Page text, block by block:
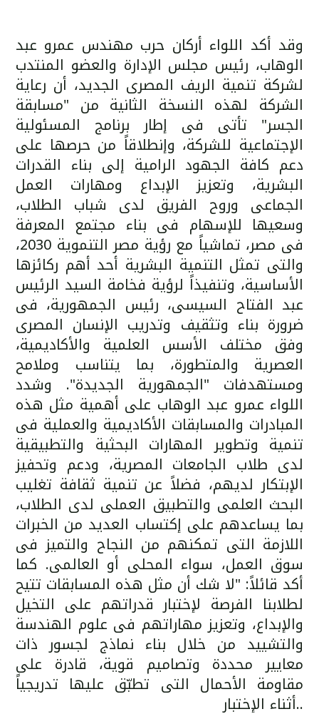
وقد أكد اللواء أركان حرب مهندس عمرو عبد
الوهاب، رئيس مجلس الإدارة والعضو المنتدب
لشركة تنمية الريف المصرى الجديد، أن رعاية
الشركة لهذه النسخة الثانية من "مسابقة
الجسر" تأتى فى إطار برنامج المسئولية
الإجتماعية للشركة، وإنطلاقاً من حرصها على
دعم كافة الجهود الرامية إلى بناء القدرات
البشرية، وتعزيز الإبداع ومهارات العمل
الجماعى وروح الفريق لدى شباب الطلاب،
وسعيها للإسهام فى بناء مجتمع المعرفة
فى مصر، تماشياً مع رؤية مصر التنموية 2030،
والتى تمثل التنمية البشرية أحد أهم ركائزها
الأساسية، وتنفيذاً لرؤية فخامة السيد الرئيس
عبد الفتاح السيسى، رئيس الجمهورية، فى
ضرورة بناء وتثقيف وتدريب الإنسان المصرى
وفق مختلف الأسس العلمية والأكاديمية،
العصرية والمتطورة، بما يتناسب وملامح
ومستهدفات "الجمهورية الجديدة". وشدد
اللواء عمرو عبد الوهاب على أهمية مثل هذه
المبادرات والمسابقات الأكاديمية والعملية فى
تنمية وتطوير المهارات البحثية والتطبيقية
لدى طلاب الجامعات المصرية، ودعم وتحفيز
الإبتكار لديهم، فضلاً عن تنمية ثقافة تغليب
البحث العلمى والتطبيق العملى لدى الطلاب،
بما يساعدهم على إكتساب العديد من الخبرات
اللازمة التى تمكنهم من النجاح والتميز فى
سوق العمل، سواء المحلى أو العالمى. كما
أكد قائلاً: "لا شك أن مثل هذه المسابقات تتيح
لطلابنا الفرصة لإختبار قدراتهم على التخيل
والإبداع، وتعزيز مهاراتهم فى علوم الهندسة
والتشييد من خلال بناء نماذج لجسور ذات
معايير محددة وتصاميم قوية، قادرة على
مقاومة الأحمال التى تطبّق عليها تدريجياً
أثناء الإختبار..